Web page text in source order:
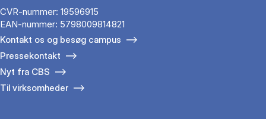
CVR-nummer: 19596915
EAN-nummer: 5798009814821
Kontakt os og besøg campus
Pressekontakt
Nyt fra CBS
Til virksomheder